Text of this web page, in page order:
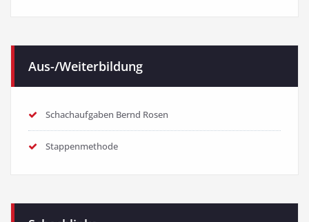
Aus-/Weiterbildung
Schachaufgaben Bernd Rosen
Stappenmethode